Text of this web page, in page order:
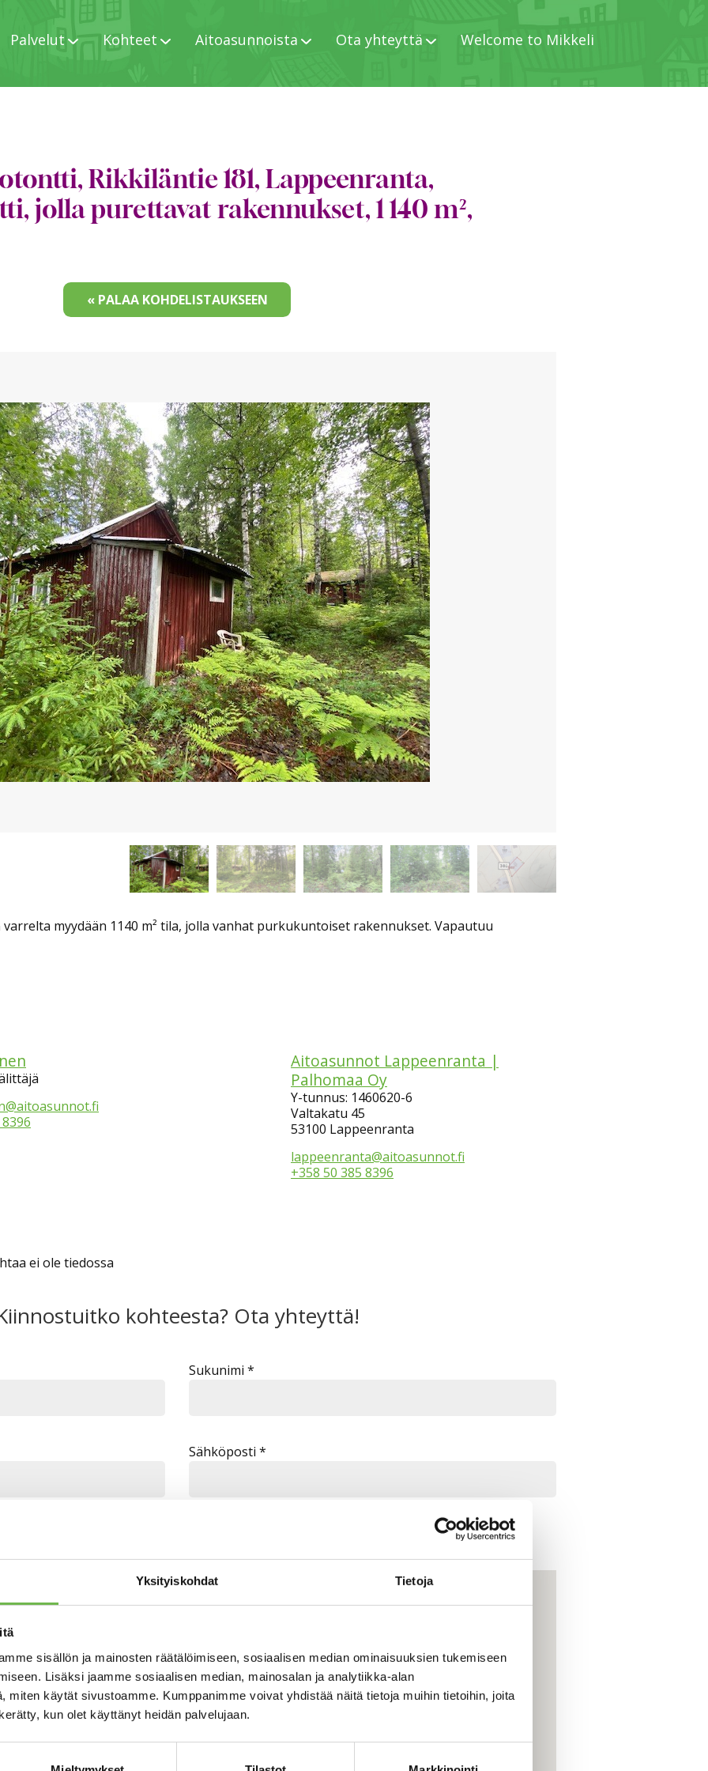
Yksityiskohdat Tietoja
sisällön ja mainosten räätälöimiseen, sosiaalisen median ominaisuuksien tukemiseen
Lisäksi jaamme sosiaalisen median, mainosalan ja analytiikka-alan
miten käytät sivustoamme. Kumppanimme voivat yhdistää näitä tietoja muihin tietoihin, joita
kun olet käyttänyt heidän palvelujaan.
Palvelut Kohteet Aitoasunnoista Ota yhteyttä Welcome to Mikkeli
Rikkiläntie 181, Lappeenranta,
jolla purettavat rakennukset, 1 140 m²,
« PALAA KOHDELISTAUKSEEN
myydään 1140 m² tila, jolla vanhat purkukuntoiset rakennukset. Vapautuu
Aitoasunnot Lappeenranta |
Palhomaa Oy
Y-tunnus: 1460620-6
Valtakatu 45
53100 Lappeenranta
lappeenranta@aitoasunnot.fi
+358 50 385 8396
ei ole tiedossa
kohteesta? Ota yhteyttä!
Sukunimi *
Sähköposti *